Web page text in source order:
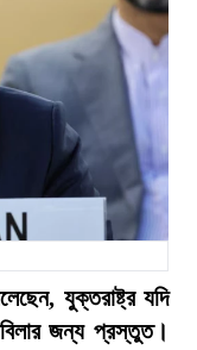
যুক্তরাষ্ট্র যদি
জন্য প্রস্তুত।